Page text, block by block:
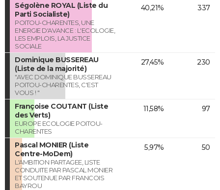
Ségolène ROYAL (Liste du
Parti Socialiste)
POITOU-CHARENTES, UNE
ENERGIE D'AVANCE : L'ECOLOGIE,
LES EMPLOIS, LA JUSTICE
SOCIALE
40,21% 337
Dominique BUSSEREAU
(Liste de la majorité)
"AVEC DOMINIQUE BUSSEREAU
POITOU-CHARENTES, C'EST
VOUS ! "
27,45% 230
Françoise COUTANT (Liste
des Verts)
EUROPE ECOLOGIE POITOU-
CHARENTES
11,58% 97
Pascal MONIER (Liste
Centre-MoDem)
L'AMBITION PARTAGEE, LISTE
CONDUITE PAR PASCAL MONIER
ET SOUTENUE PAR FRANCOIS
BAYROU
5,97% 50